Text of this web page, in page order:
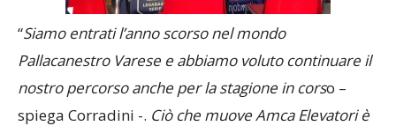
“Siamo entrati l’anno scorso nel mondo
Pallacanestro Varese e abbiamo voluto continuare il
nostro percorso anche per la stagione in corso –
spiega Corradini -. Ciò che muove Amca Elevatori è